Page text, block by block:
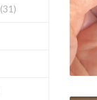
(31)